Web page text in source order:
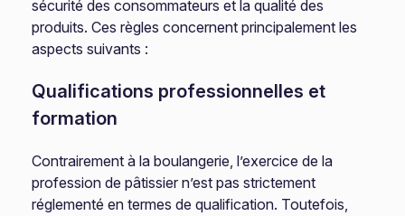
sécurité des consommateurs et la qualité des
produits. Ces règles concernent principalement les
aspects suivants :
Qualifications professionnelles et
formation
Contrairement à la boulangerie, l’exercice de la
profession de pâtissier n’est pas strictement
réglementé en termes de qualification. Toutefois,